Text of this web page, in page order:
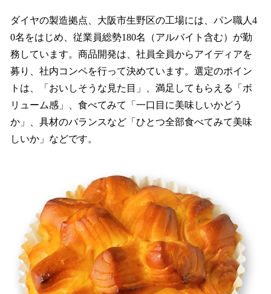
ダイヤの製造拠点、大阪市生野区の工場には、パン職人4
0名をはじめ、従業員総勢180名（アルバイト含む）が勤
務しています。商品開発は、社員全員からアイディアを
募り、社内コンペを行って決めています。選定のポイン
トは、「おいしそうな見た目」、満足してもらえる「ボ
リューム感」、食べてみて「一口目に美味しいかどう
か」、具材のバランスなど「ひとつ全部食べてみて美味
しいか」などです。